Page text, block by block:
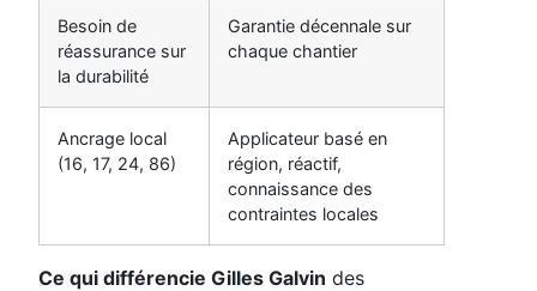
Besoin de
réassurance sur
la durabilité
Garantie décennale sur
chaque chantier
Ancrage local
(16, 17, 24, 86)
Applicateur basé en
région, réactif,
connaissance des
contraintes locales
Ce qui différencie Gilles Galvin des